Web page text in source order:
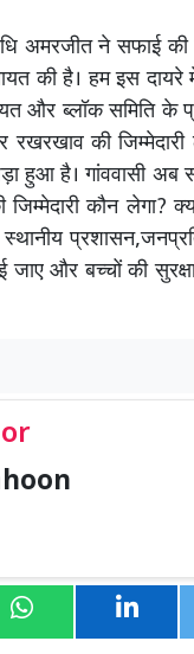
अमरजीत ने सफाई की
की है। हम इस
और ब्लॉक समिति के
की जिम्मेदारी
हुआ है। गांववासी
कौन लेगा?
और बच्चों की